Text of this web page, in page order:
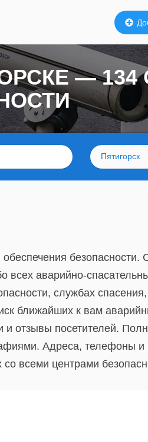
Пятигорск
— 134
безопасности.
аварийно-
службах
ближайших к вам
отзывы посетителей.
Адреса, телефоны
всеми центрами